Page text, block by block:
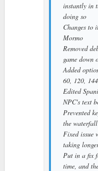
instantly in
doing so
Changes to
Mormo
Removed
game down
Added
60, 120,
Edited
NPC's text
Prevented
the
Fixed issue
taking
Put in a fix
time, and